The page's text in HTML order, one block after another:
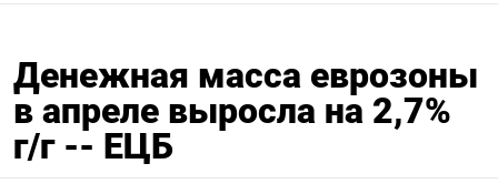
Денежная масса еврозоны
в апреле выросла на 2,7%
г/г -- ЕЦБ